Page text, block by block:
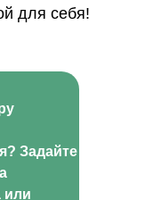
для себя!
Задайте
или